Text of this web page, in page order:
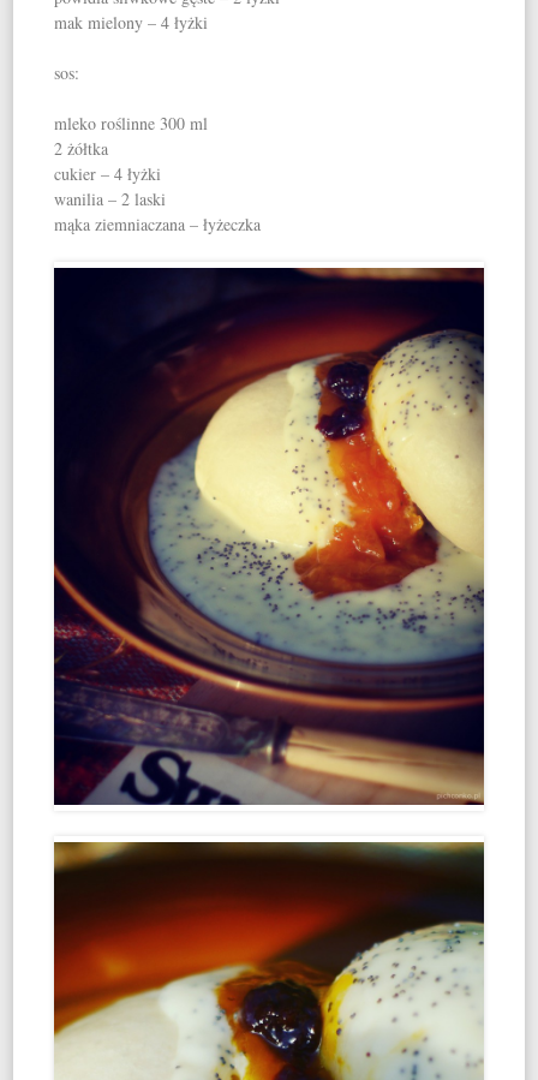
mak mielony – 4 łyżki
sos:
mleko roślinne 300 ml
2 żółtka
cukier – 4 łyżki
wanilia – 2 laski
mąka ziemniaczana – łyżeczka